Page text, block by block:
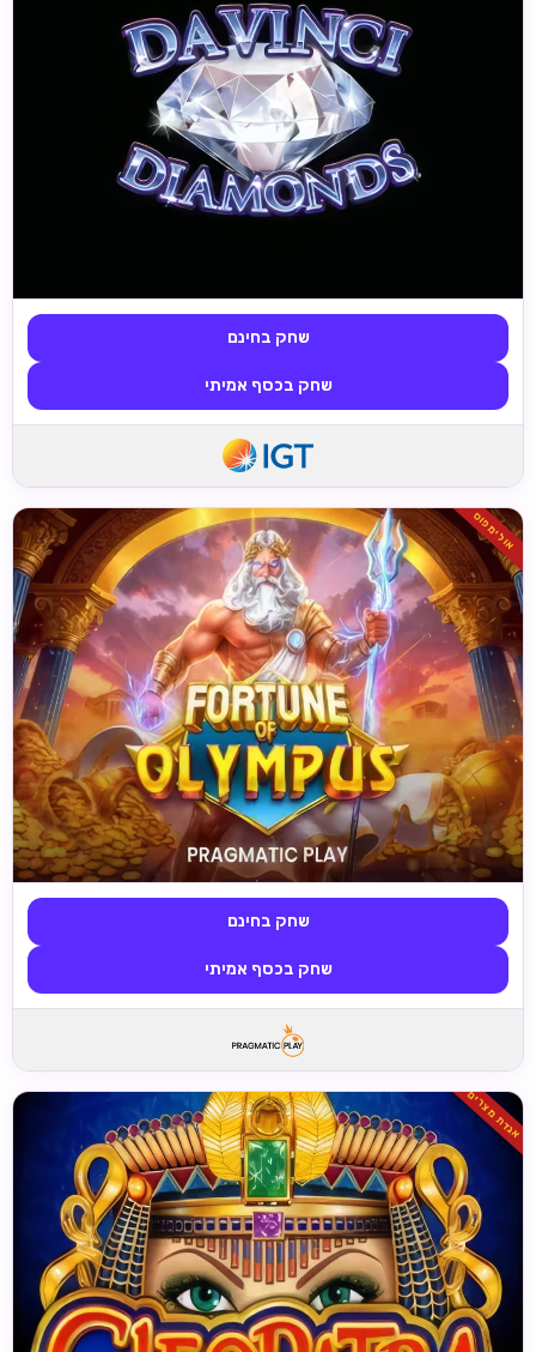
שחק בחינם
שחק בכסף אמיתי
אולימפוס
שחק בחינם
שחק בכסף אמיתי
אגדת מצרים